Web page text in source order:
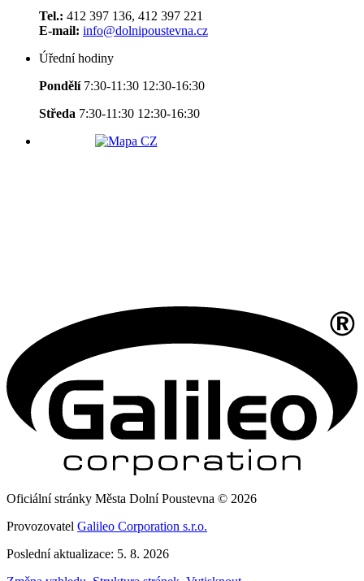
Tel.: 412 397 136, 412 397 221
E-mail: info@dolnipoustevna.cz
Úřední hodiny
Pondělí 7:30-11:30 12:30-16:30
Středa 7:30-11:30 12:30-16:30
Oficiální stránky Města Dolní Poustevna © 2026
Provozovatel Galileo Corporation s.r.o.
Poslední aktualizace: 5. 8. 2026